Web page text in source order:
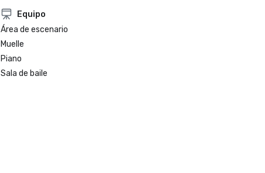
Equipo
Área de escenario
Muelle
Piano
Sala de baile